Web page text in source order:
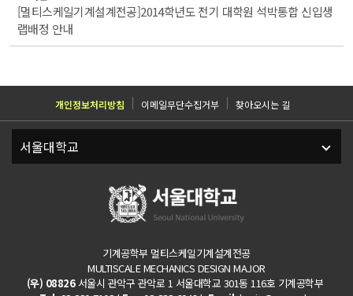
[멀티스케일기계설계전공]2014학년도 전기 대학원 석박통합 신입생
랩배정 안내
개인정보처리방침 이메일무단수집거부 찾아오시는 길
기계공학부 멀티스케일기계설계전공
MULTISCALE MECHANICS DESIGN MAJOR
(우) 08826서울시 관악구 관악로 1 서울대학교 301동 116호 기계공학부